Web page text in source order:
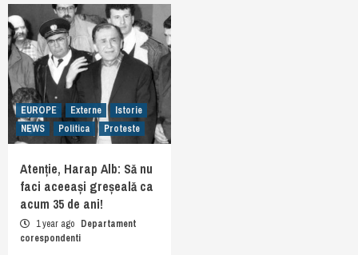
EUROPE Externe
Istorie
NEWS
Politica Proteste
Atenție, Harap Alb: Să nu
faci aceeași greșeală ca
acum 35 de ani!
1 year ago Departament
corespondenti